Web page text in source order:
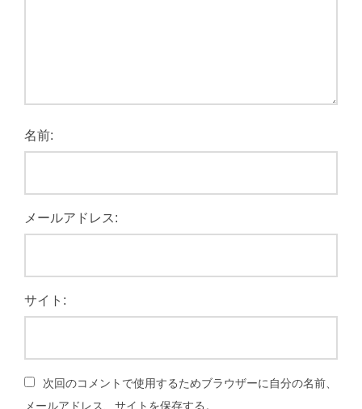
名前:
メールアドレス:
サイト:
次回のコメントで使用するためブラウザーに自分の名前、
メールアドレス、サイトを保存する。